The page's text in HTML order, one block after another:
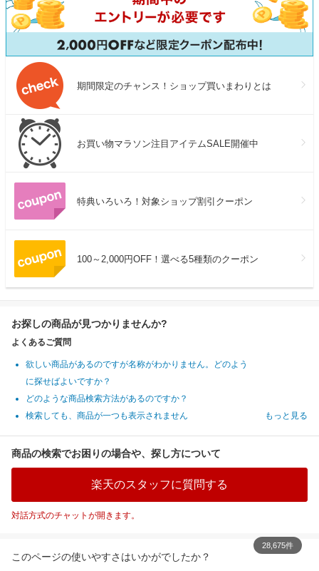
期間限定のチャンス！ショップ買いまわりとは
お買い物マラソン注目アイテムSALE開催中
特典いろいろ！対象ショップ割引クーポン
100～2,000円OFF！選べる5種類のクーポン
お探しの商品が見つかりませんか?
よくあるご質問
欲しい商品があるのですが名称がわかりません。どのよう
に探せばよいですか？
どのような商品検索方法があるのですか？
検索しても、商品が一つも表示されません
もっと見る
商品の検索でお困りの場合や、探し方について
楽天のスタッフに質問する
対話方式のチャットが開きます。
このページの使いやすさはいかがでしたか？
28,675件